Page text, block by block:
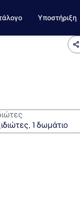
Υποστήριξη